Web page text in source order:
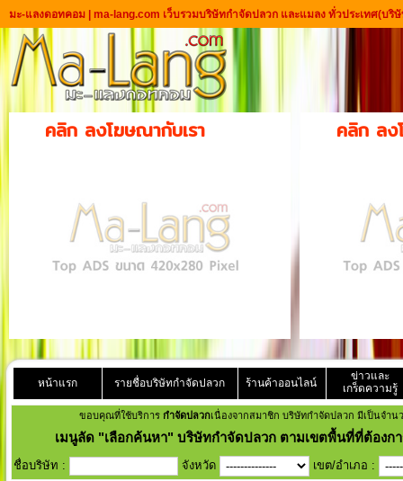
มะ-แลงดอทคอม | ma-lang.com เว็บรวมบริษัทกำจัดปลวก และแมลง ทั่วประเทศ(บริ
คลิก ลงโฆษณากับเรา คลิก ลง
หน้าแรก รายชื่อบริษัทกำจัดปลวก ร้านค้าออนไลน์
ข่าวและ
เกร็ดความรู้
ขอบคุณที่ใช้บริการ กำจัดปลวกเนื่องจากสมาชิก บริษัทกำจัดปลวก มีเป็นจำ
เมนูลัด "เลือกค้นหา" บริษัทกำจัดปลวก ตามเขตพื้นที่ที่ต้องก
ชื่อบริษัท : จังหวัด เขต/อำเภอ :